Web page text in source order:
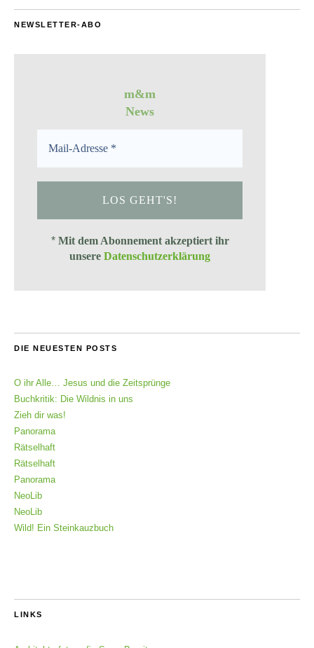
NEWSLETTER-ABO
m&m
News
* Mit dem Abonnement akzeptiert ihr
unsereDatenschutzerklärung
DIE NEUESTEN POSTS
O ihr Alle… Jesus und die Zeitsprünge
Buchkritik: Die Wildnis in uns
Zieh dir was!
Panorama
Rätselhaft
Rätselhaft
Panorama
NeoLib
NeoLib
Wild! Ein Steinkauzbuch
LINKS